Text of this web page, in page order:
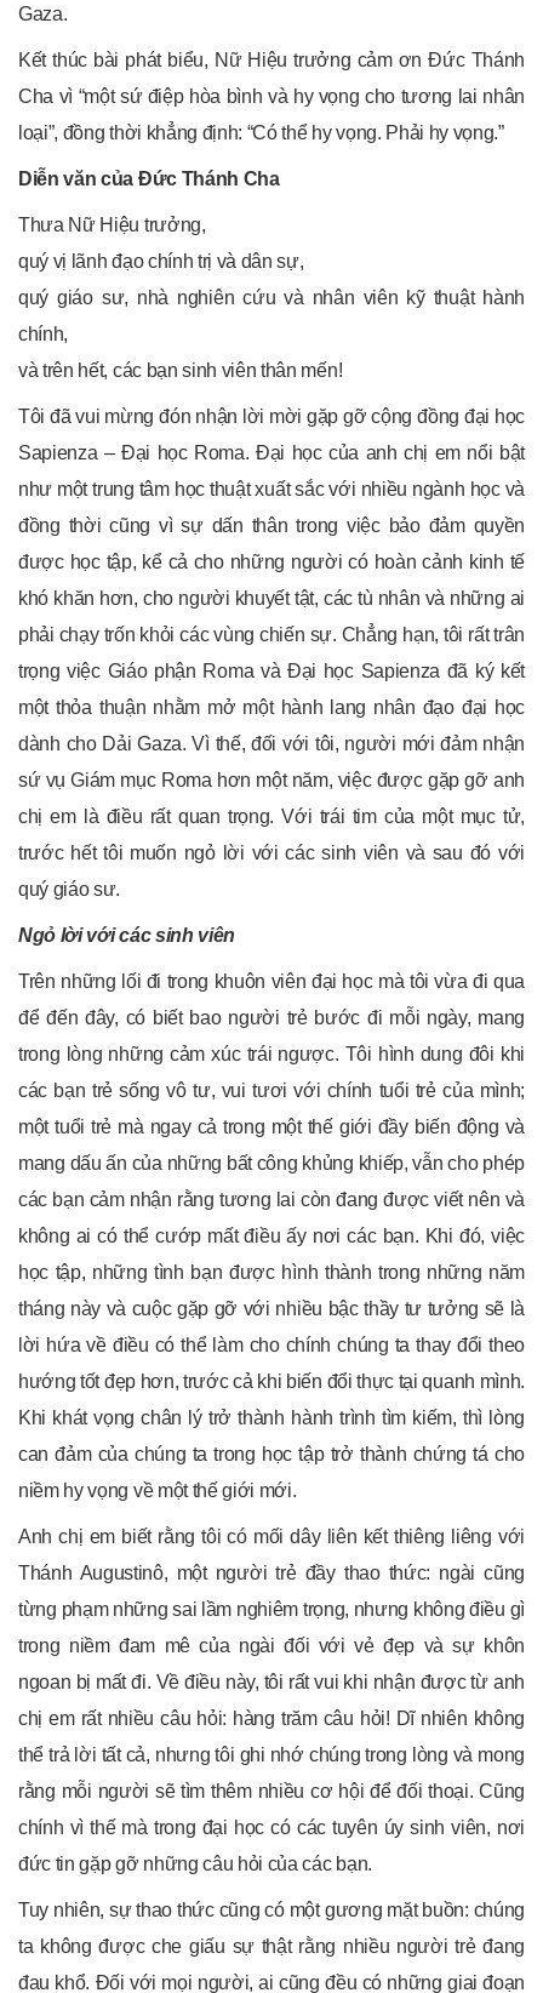
Gaza.
Kết thúc bài phát biểu, Nữ Hiệu trưởng cảm ơn Đức Thánh
Cha vì “một sứ điệp hòa bình và hy vọng cho tương lai nhân
loại”, đồng thời khẳng định: “Có thể hy vọng. Phải hy vọng.”
Diễn văn của Đức Thánh Cha
Thưa Nữ Hiệu trưởng,
quý vị lãnh đạo chính trị và dân sự,
quý giáo sư, nhà nghiên cứu và nhân viên kỹ thuật hành
chính,
và trên hết, các bạn sinh viên thân mến!
Tôi đã vui mừng đón nhận lời mời gặp gỡ cộng đồng đại học
Sapienza – Đại học Roma. Đại học của anh chị em nổi bật
như một trung tâm học thuật xuất sắc với nhiều ngành học và
đồng thời cũng vì sự dấn thân trong việc bảo đảm quyền
được học tập, kể cả cho những người có hoàn cảnh kinh tế
khó khăn hơn, cho người khuyết tật, các tù nhân và những ai
phải chạy trốn khỏi các vùng chiến sự. Chẳng hạn, tôi rất trân
trọng việc Giáo phận Roma và Đại học Sapienza đã ký kết
một thỏa thuận nhằm mở một hành lang nhân đạo đại học
dành cho Dải Gaza. Vì thế, đối với tôi, người mới đảm nhận
sứ vụ Giám mục Roma hơn một năm, việc được gặp gỡ anh
chị em là điều rất quan trọng. Với trái tim của một mục tử,
trước hết tôi muốn ngỏ lời với các sinh viên và sau đó với
quý giáo sư.
Ngỏ lời với các sinh viên
Trên những lối đi trong khuôn viên đại học mà tôi vừa đi qua
để đến đây, có biết bao người trẻ bước đi mỗi ngày, mang
trong lòng những cảm xúc trái ngược. Tôi hình dung đôi khi
các bạn trẻ sống vô tư, vui tươi với chính tuổi trẻ của mình;
một tuổi trẻ mà ngay cả trong một thế giới đầy biến động và
mang dấu ấn của những bất công khủng khiếp, vẫn cho phép
các bạn cảm nhận rằng tương lai còn đang được viết nên và
không ai có thể cướp mất điều ấy nơi các bạn. Khi đó, việc
học tập, những tình bạn được hình thành trong những năm
tháng này và cuộc gặp gỡ với nhiều bậc thầy tư tưởng sẽ là
lời hứa về điều có thể làm cho chính chúng ta thay đổi theo
hướng tốt đẹp hơn, trước cả khi biến đổi thực tại quanh mình.
Khi khát vọng chân lý trở thành hành trình tìm kiếm, thì lòng
can đảm của chúng ta trong học tập trở thành chứng tá cho
niềm hy vọng về một thế giới mới.
Anh chị em biết rằng tôi có mối dây liên kết thiêng liêng với
Thánh Augustinô, một người trẻ đầy thao thức: ngài cũng
từng phạm những sai lầm nghiêm trọng, nhưng không điều gì
trong niềm đam mê của ngài đối với vẻ đẹp và sự khôn
ngoan bị mất đi. Về điều này, tôi rất vui khi nhận được từ anh
chị em rất nhiều câu hỏi: hàng trăm câu hỏi! Dĩ nhiên không
thể trả lời tất cả, nhưng tôi ghi nhớ chúng trong lòng và mong
rằng mỗi người sẽ tìm thêm nhiều cơ hội để đối thoại. Cũng
chính vì thế mà trong đại học có các tuyên úy sinh viên, nơi
đức tin gặp gỡ những câu hỏi của các bạn.
Tuy nhiên, sự thao thức cũng có một gương mặt buồn: chúng
ta không được che giấu sự thật rằng nhiều người trẻ đang
đau khổ. Đối với mọi người, ai cũng đều có những giai đoạn